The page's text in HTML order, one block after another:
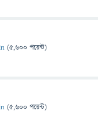
(5,600 পয়েন্ট)
(5,600 পয়েন্ট)